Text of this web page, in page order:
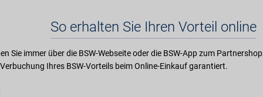
So erhalten Sie Ihren Vorteil online
Sie immer über die BSW-Webseite oder die BSW-App zum
Ihres BSW-Vorteils beim Online-Einkauf garantiert.